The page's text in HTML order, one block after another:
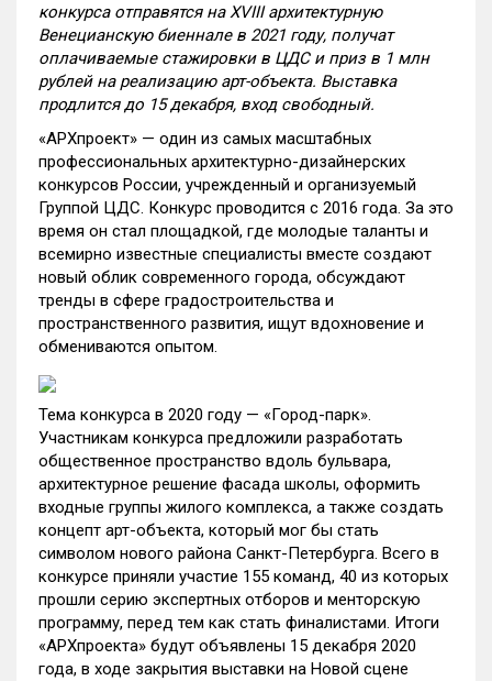
конкурса отправятся на XVIII архитектурную
Венецианскую биеннале в 2021 году, получат
оплачиваемые стажировки в ЦДС и приз в 1 млн
рублей на реализацию арт-объекта. Выставка
продлится до 15 декабря, вход свободный.
«АРХпроект» — один из самых масштабных
профессиональных архитектурно-дизайнерских
конкурсов России, учрежденный и организуемый
Группой ЦДС. Конкурс проводится с 2016 года. За это
время он стал площадкой, где молодые таланты и
всемирно известные специалисты вместе создают
новый облик современного города, обсуждают
тренды в сфере градостроительства и
пространственного развития, ищут вдохновение и
обмениваются опытом.
Тема конкурса в 2020 году — «Город-парк».
Участникам конкурса предложили разработать
общественное пространство вдоль бульвара,
архитектурное решение фасада школы, оформить
входные группы жилого комплекса, а также создать
концепт арт-объекта, который мог бы стать
символом нового района Санкт-Петербурга. Всего в
конкурсе приняли участие 155 команд, 40 из которых
прошли серию экспертных отборов и менторскую
программу, перед тем как стать финалистами. Итоги
«АРХпроекта» будут объявлены 15 декабря 2020
года, в ходе закрытия выставки на Новой сцене